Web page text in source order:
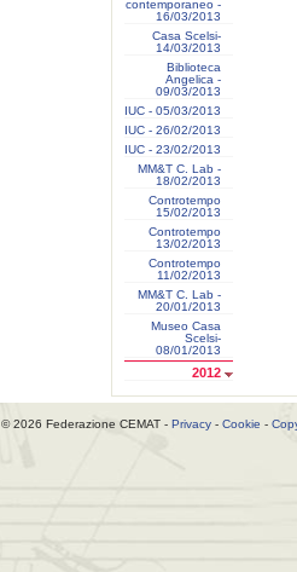
contemporaneo -
16/03/2013
Casa Scelsi-
14/03/2013
Biblioteca
Angelica -
09/03/2013
IUC - 05/03/2013
IUC - 26/02/2013
IUC - 23/02/2013
MM&T C. Lab -
18/02/2013
Controtempo
15/02/2013
Controtempo
13/02/2013
Controtempo
11/02/2013
MM&T C. Lab -
20/01/2013
Museo Casa
Scelsi-
08/01/2013
2012
© 2026 Federazione CEMAT - Privacy - Cookie -